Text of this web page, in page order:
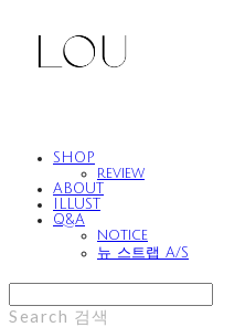
SHOP
review
ABOUT
ILLUST
Q&A
notice
뉴 스트랩 A/S
Search 검색